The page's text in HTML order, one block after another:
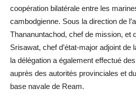
coopération bilatérale entre les
cambodgienne. Sous la direction de
Thananuntachod, chef de mission, et
Srisawat, chef d’état-major adjoint de
la délégation a également effectué
auprès des autorités provinciales et
base navale de Ream.